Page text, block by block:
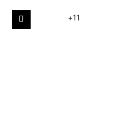
+11
Poprzedni